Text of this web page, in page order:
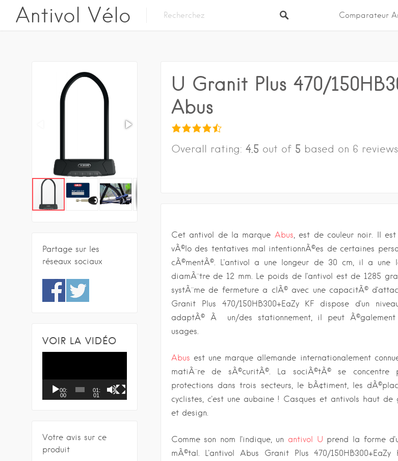
Antivol Vélo Comparateur
Partage sur les
réseaux sociaux
VOIR LA VIDÉO
c
v
i
00:
00
01:
01
Votre avis sur ce
produit
U Granit Plus 470/
Abus
Overall rating: 4.5 out of 5 based on 6 reviews.
Cet antivol de la marque Abus, est de couleur noir. Il
vÃ©lo des tentatives mal intentionnÃ©es de certaines
cÃ©mentÃ©. L'antivol a une longeur de 30 cm, il a
diamÃ¨tre de 12 mm. Le poids de l'antivol est de 1285
systÃ¨me de fermeture a clÃ© avec une capacitÃ©
Granit Plus 470/150HB300+EaZy KF dispose d'un
adaptÃ© Ã un/des stationnement, il peut Ã©galement
usages.
Abus est une marque allemande internationalement
matiÃ¨re de sÃ©curitÃ©. La sociÃ©tÃ© se concentre
protections dans trois secteurs, le bÃ¢timent, les
cyclistes, c'est une aubaine ! Casques et antivols haut de
et design.
Comme son nom l'indique, un antivol U prend la forme
mÃ©tal. L'antivol Abus Granit Plus 470/